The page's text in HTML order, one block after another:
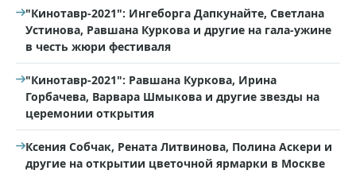
"Кинотавр-2021": Ингеборга Дапкунайте, Светлана
Устинова, Равшана Куркова и другие на гала-ужине
в честь жюри фестиваля
"Кинотавр-2021": Равшана Куркова, Ирина
Горбачева, Варвара Шмыкова и другие звезды на
церемонии открытия
Ксения Собчак, Рената Литвинова, Полина Аскери и
другие на открытии цветочной ярмарки в Москве